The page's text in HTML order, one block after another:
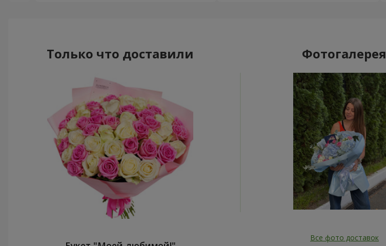
Только что доставили Фотогалерея
Все фото доставок